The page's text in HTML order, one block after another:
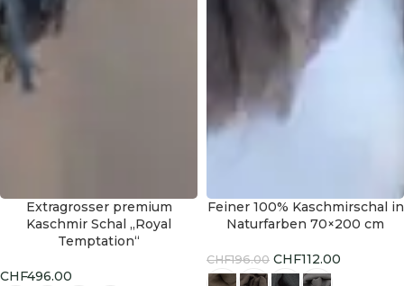
Extragrosser premium
Kaschmir Schal „Royal
Temptation“
CHF496.00
-43%
HOT
Feiner 100% Kaschmirschal in
Naturfarben 70×200 cm
CHF196.00 CHF112.00